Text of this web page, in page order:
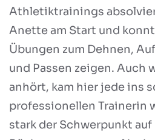
Athletiktrainings
Anette am Start und
Übungen zum Dehnen,
und Passen zeigen. Auch
anhört, kam hier jede ins
professionellen Trainerin
stark der Schwerpunkt auf